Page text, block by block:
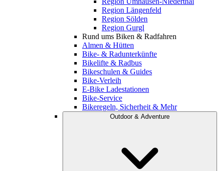
Region Längenfeld
Region Sölden
Region Gurgl
Rund ums Biken & Radfahren
Almen & Hütten
Bike- & Radunterkünfte
Bikelifte & Radbus
Bikeschulen & Guides
Bike-Verleih
E-Bike Ladestationen
Bike-Service
Bikeregeln, Sicherheit & Mehr
Outdoor & Adventure